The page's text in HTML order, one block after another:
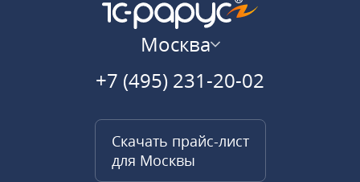
Москва
+7 (495) 231-20-02
Скачать прайс-лист
для Москвы